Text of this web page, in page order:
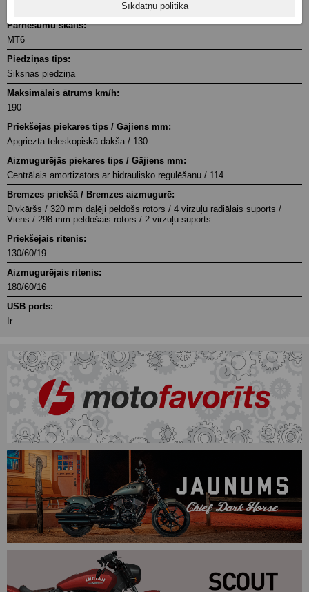
Elektroniskā degvielas iesmidzināšana
Pārnesumu skaits:
MT6
Piedziņas tips:
Siksnas piedziņa
Maksimālais ātrums km/h:
190
Priekšējās piekares tips / Gājiens mm:
Apgriezta teleskopiskā dakša / 130
Aizmugurējās piekares tips / Gājiens mm:
Centrālais amortizators ar hidraulisko regulēšanu / 114
Bremzes priekšā / Bremzes aizmugurē:
Divkāršs / 320 mm daļēji peldošs rotors / 4 virzuļu radiālais suports /
Viens / 298 mm peldošais rotors / 2 virzuļu suports
Priekšējais ritenis:
130/60/19
Aizmugurējais ritenis:
180/60/16
USB ports:
Ir
Sīkdatņu politika